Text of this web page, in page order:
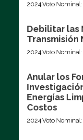
2024Voto
Debilitar las
Transmisión
2024Voto
Anular los
Energías
Costos
2024Voto